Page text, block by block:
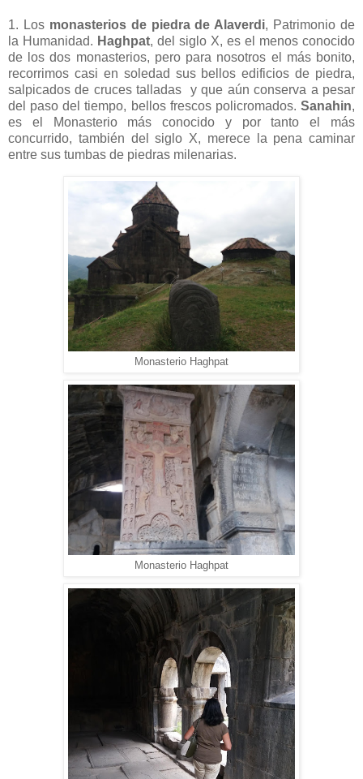
1. Los monasterios de piedra de Alaverdi, Patrimonio de
la Humanidad. Haghpat, del siglo X, es el menos conocido
de los dos monasterios, pero para nosotros el más bonito,
recorrimos casi en soledad sus bellos edificios de piedra,
salpicados de cruces talladas y que aún conserva a pesar
del paso del tiempo, bellos frescos policromados. Sanahin,
es el Monasterio más conocido y por tanto el más
concurrido, también del siglo X, merece la pena caminar
entre sus tumbas de piedras milenarias.
Monasterio Haghpat
Monasterio Haghpat